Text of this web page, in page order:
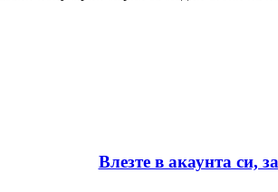
Влезте в акаунта си,